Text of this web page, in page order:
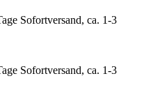
Sofortversand, ca. 1-3
Sofortversand, ca. 1-3